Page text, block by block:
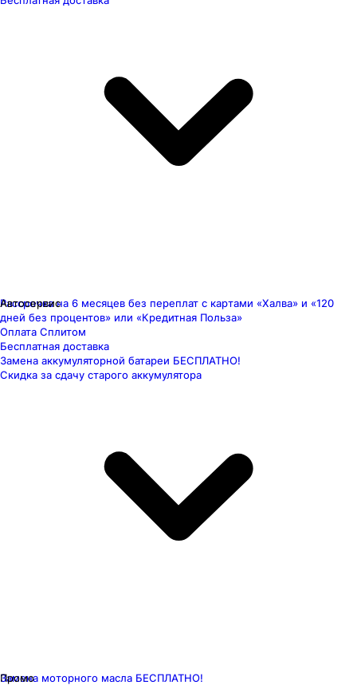
Рассрочка на 6 месяцев без переплат с картами «Халва» и «120
дней без процентов» или «Кредитная Польза»
Оплата Сплитом
Бесплатная доставка
Замена аккумуляторной батареи БЕСПЛАТНО!
Скидка за сдачу старого аккумулятора
Автосервис
Замена моторного масла БЕСПЛАТНО!
Промо